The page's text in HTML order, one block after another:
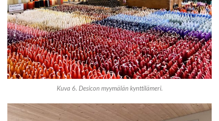
Kuva 6. Desicon myymälän kynttilämeri.